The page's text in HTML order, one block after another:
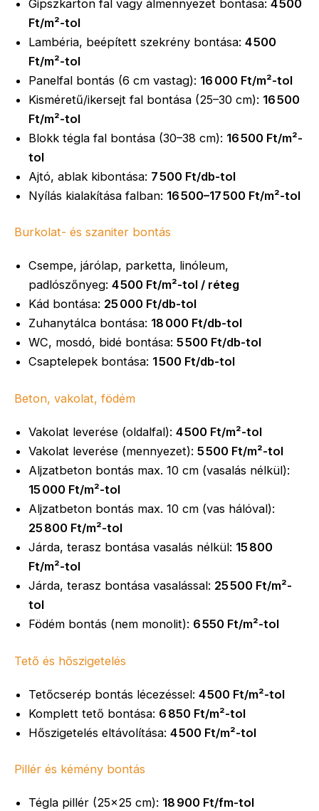
Gipszkarton fal vagy álmennyezet bontása: 4 500
Ft/m²-tol
Lambéria, beépített szekrény bontása: 4 500
Ft/m²-tol
Panelfal bontás (6 cm vastag): 16 000 Ft/m²-tol
Kisméretű/ikersejt fal bontása (25–30 cm): 16 500
Ft/m²-tol
Blokk tégla fal bontása (30–38 cm): 16 500 Ft/m²-
tol
Ajtó, ablak kibontása: 7 500 Ft/db-tol
Nyílás kialakítása falban: 16 500–17 500 Ft/m²-tol
Burkolat- és szaniter bontás
Csempe, járólap, parketta, linóleum,
padlószőnyeg: 4 500 Ft/m²-tol / réteg
Kád bontása: 25 000 Ft/db-tol
Zuhanytálca bontása: 18 000 Ft/db-tol
WC, mosdó, bidé bontása: 5 500 Ft/db-tol
Csaptelepek bontása: 1 500 Ft/db-tol
Beton, vakolat, födém
Vakolat leverése (oldalfal): 4 500 Ft/m²-tol
Vakolat leverése (mennyezet): 5 500 Ft/m²-tol
Aljzatbeton bontás max. 10 cm (vasalás nélkül):
15 000 Ft/m²-tol
Aljzatbeton bontás max. 10 cm (vas hálóval):
25 800 Ft/m²-tol
Járda, terasz bontása vasalás nélkül: 15 800
Ft/m²-tol
Járda, terasz bontása vasalással: 25 500 Ft/m²-
tol
Födém bontás (nem monolit): 6 550 Ft/m²-tol
Tető és hőszigetelés
Tetőcserép bontás lécezéssel: 4 500 Ft/m²-tol
Komplett tető bontása: 6 850 Ft/m²-tol
Hőszigetelés eltávolítása: 4 500 Ft/m²-tol
Pillér és kémény bontás
Tégla pillér (25×25 cm): 18 900 Ft/fm-tol